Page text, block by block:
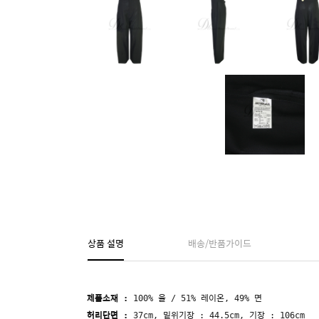
상품 설명 배송/반품가이드
제품소재 : 100% 울 / 51% 레이온, 49% 면
허리단면 :
37cm, 밑위기장 : 44.5cm, 기장 : 106cm